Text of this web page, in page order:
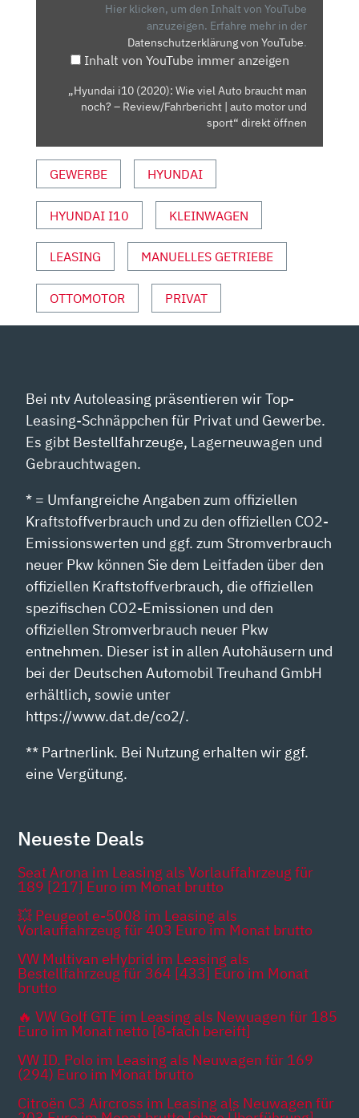
NOCH?
AUTO
MOTOR
UND
SPORT“
YOUTUBE
ANZEIGEN
Hier klicken, um den Inhalt von YouTube
anzuzeigen. Erfahre mehr in der
Datenschutzerklärung von YouTube.
Inhalt von YouTube immer anzeigen
„Hyundai i10 (2020): Wie viel Auto braucht man
noch? – Review/Fahrbericht | auto motor und
sport“ direkt öffnen
GEWERBE HYUNDAI
HYUNDAI I10 KLEINWAGEN
LEASING MANUELLES GETRIEBE
OTTOMOTOR PRIVAT
Bei ntv Autoleasing präsentieren wir Top-
Leasing-Schnäppchen für Privat und Gewerbe.
Es gibt Bestellfahrzeuge, Lagerneuwagen und
Gebrauchtwagen.
* = Umfangreiche Angaben zum offiziellen
Kraftstoffverbrauch und zu den offiziellen CO2-
Emissionswerten und ggf. zum Stromverbrauch
neuer Pkw können Sie dem Leitfaden über den
offiziellen Kraftstoffverbrauch, die offiziellen
spezifischen CO2-Emissionen und den
offiziellen Stromverbrauch neuer Pkw
entnehmen. Dieser ist in allen Autohäusern und
bei der Deutschen Automobil Treuhand GmbH
erhältlich, sowie unter
https://www.dat.de/co2/.
** Partnerlink. Bei Nutzung erhalten wir ggf.
eine Vergütung.
Neueste Deals
Seat Arona im Leasing als Vorlauffahrzeug für
189 [217] Euro im Monat brutto
💥 Peugeot e-5008 im Leasing als
Vorlauffahrzeug für 403 Euro im Monat brutto
VW Multivan eHybrid im Leasing als
Bestellfahrzeug für 364 [433] Euro im Monat
brutto
🔥 VW Golf GTE im Leasing als Newuagen für 185
Euro im Monat netto [8-fach bereift]
VW ID. Polo im Leasing als Neuwagen für 169
(294) Euro im Monat brutto
Citroën C3 Aircross im Leasing als Neuwagen für